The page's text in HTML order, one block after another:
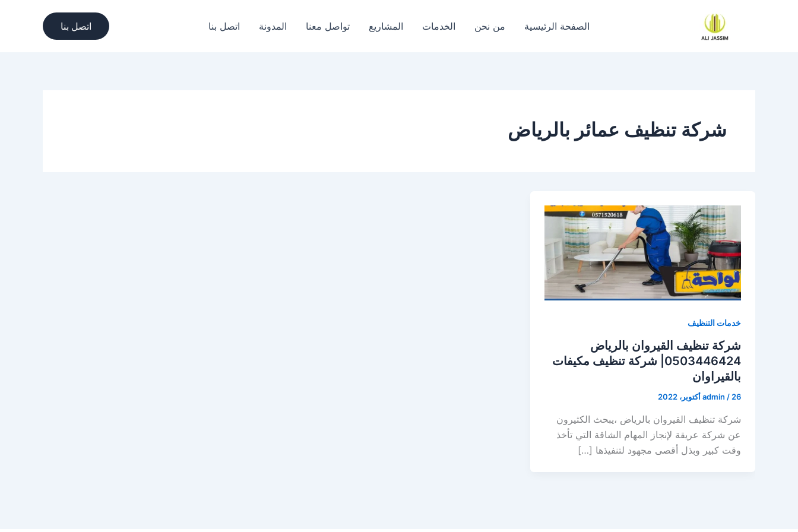
الصفحة الرئيسية من نحن الخدمات المشاريع تواصل معنا المدونة اتصل بنا اتصل بنا
شركة تنظيف عمائر بالرياض
خدمات التنظيف
شركة تنظيف القيروان بالرياض
0503446424| شركة تنظيف مكيفات
بالقيراوان
admin /26 أكتوبر، 2022
شركة تنظيف القيروان بالرياض ،يبحث الكثيرون
عن شركة عريقة لإنجاز المهام الشاقة التي تأخذ
وقت كبير وبذل أقصى مجهود لتنفيذها […]